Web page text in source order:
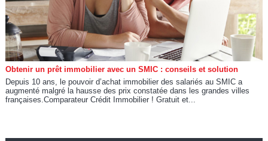
Obtenir un prêt immobilier avec un SMIC : conseils et solution
Depuis 10 ans, le pouvoir d’achat immobilier des salariés au SMIC a
augmenté malgré la hausse des prix constatée dans les grandes villes
françaises.Comparateur Crédit Immobilier ! Gratuit et...